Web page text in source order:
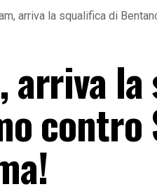
arriva la squalifica di
arriva
contro